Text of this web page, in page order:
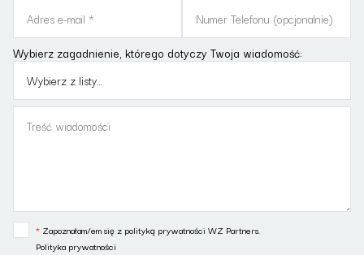
Wybierz zagadnienie, którego dotyczy Twoja wiadomość:
* Zapoznałam/em się z polityką prywatności WZ Partners.
Polityka prywatności